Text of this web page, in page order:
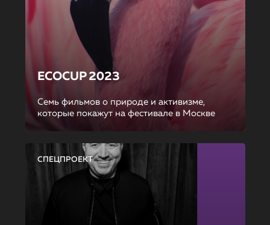
ECOCUP 2023
Семь фильмов о природе и активизме,
которые покажут на фестивале в Москве
СПЕЦПРОЕКТ